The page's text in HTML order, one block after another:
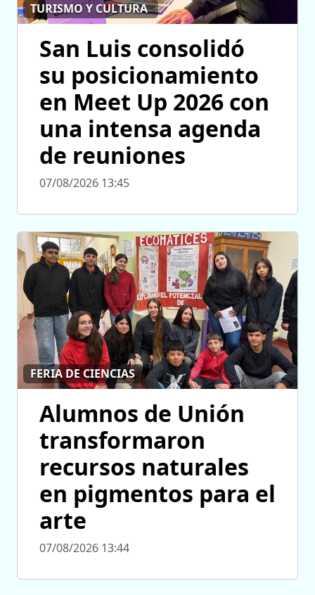
TURISMO Y CULTURA
San Luis consolidó
su posicionamiento
en Meet Up 2026 con
una intensa agenda
de reuniones
07/08/2026 13:45
FERIA DE CIENCIAS
Alumnos de Unión
transformaron
recursos naturales
en pigmentos para el
arte
07/08/2026 13:44